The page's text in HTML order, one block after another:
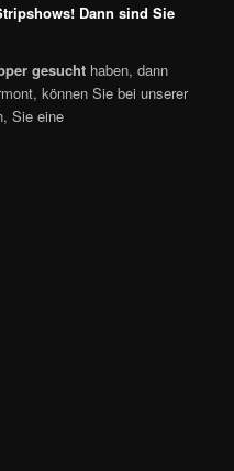
Dann sind Sie
gesucht haben, dann
können Sie bei unserer
Sie eine